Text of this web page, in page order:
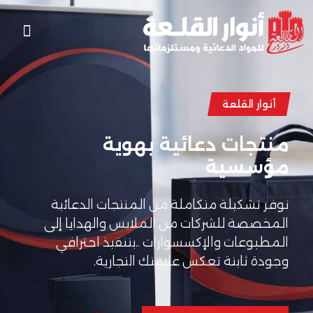
أنوار القلعة
منتجات دعائية بهوية
مؤسسية
نوفر تشكيلة متكاملة من المنتجات الدعائية
المخصصة للشركات من الملابس والهدايا إلى
المطبوعات والإكسسوارات ..بتنفيذ احترافي
وجودة ثابتة تعكس علامتك التجارية.